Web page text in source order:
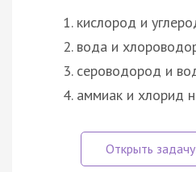
кислород и
вода и
сероводород и
аммиак и хлорид